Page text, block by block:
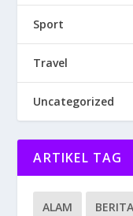
Sport
Travel
Uncategorized
ARTIKEL TAG
ALAM